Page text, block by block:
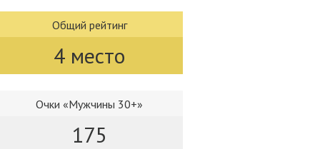
Общий рейтинг
4 место
Очки «Мужчины 30+»
175